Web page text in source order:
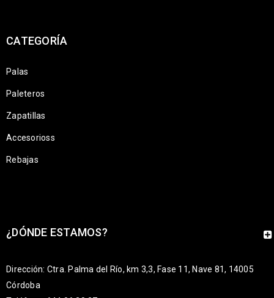
CATEGORÍA
Palas
Paleteros
Zapatillas
Accesorioss
Rebajas
¿DÓNDE ESTAMOS?
Dirección: Ctra. Palma del Río, km 3,3, Fase 11, Nave 81, 14005
Córdoba